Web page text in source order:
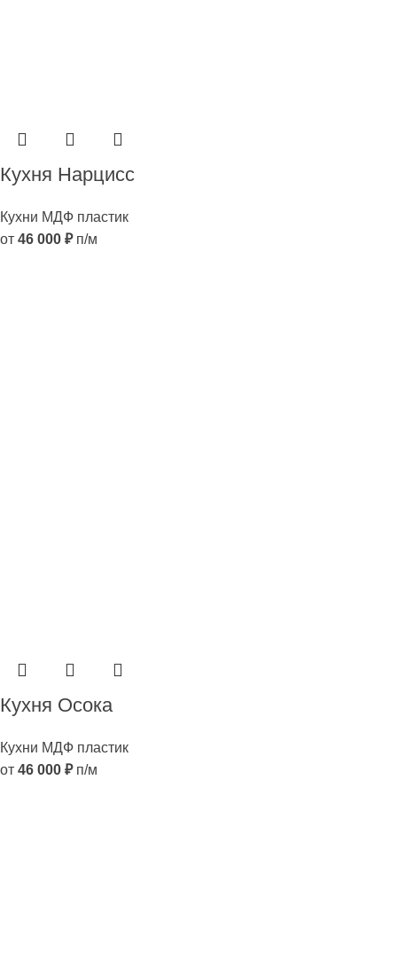
Кухня Нарцисс
Кухни МДФ пластик
от 46 000 ₽п/м
Кухня Осока
Кухни МДФ пластик
от 46 000 ₽п/м